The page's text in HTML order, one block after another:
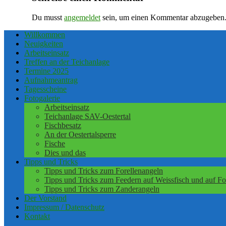
Du musst angemeldet sein, um einen Kommentar abzugeben.
Willkommen
Neuigkeiten
Arbeitseinsatz
Treffen an der Teichanlage
Termine 2025
Aufnahmeantrag
Tagesscheine
Fotogalerie
Arbeitseinsatz
Teichanlage SAV-Oestertal
Fischbesatz
An der Oestertalsperre
Fische
Dies und das
Tipps und Tricks
Tipps und Tricks zum Forellenangeln
Tipps und Tricks zum Feedern auf Weissfisch und auf
Tipps und Tricks zum Zanderangeln
Der Vorstand
Impressum / Datenschutz
Kontakt